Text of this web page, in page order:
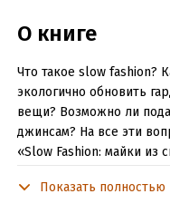
О книге
Что такое slow fashion?
экологично обновить
вещи? Возможно ли
джинсам? На все эти
«Slow Fashion: майки из
экологичный гайд по
Показать полностью